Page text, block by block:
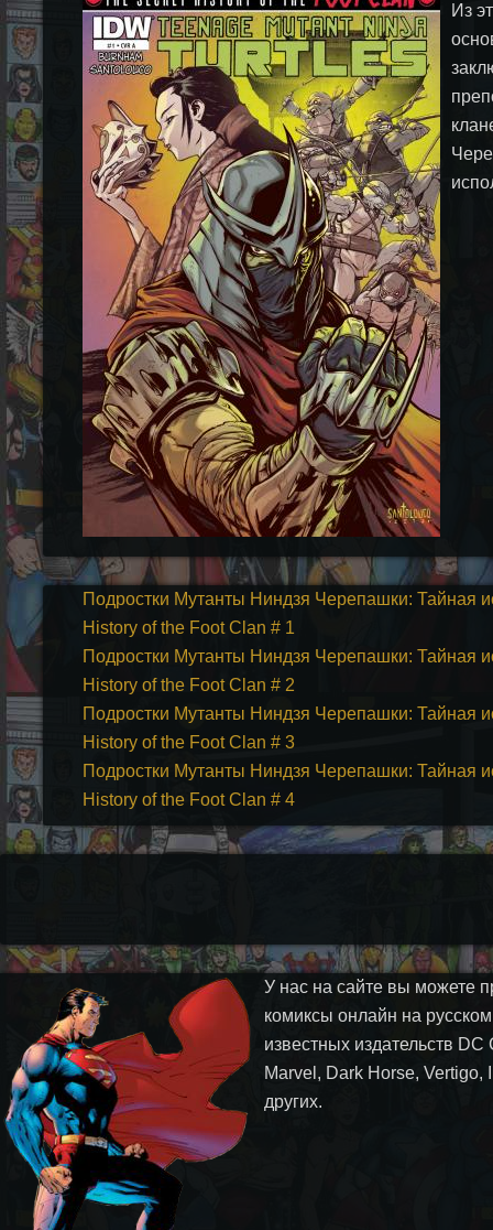
Из
Подростки Мутанты Ниндзя Черепашки: Тайная
History of the Foot Clan # 1
Подростки Мутанты Ниндзя Черепашки: Тайная
History of the Foot Clan # 2
Подростки Мутанты Ниндзя Черепашки: Тайная
History of the Foot Clan # 3
Подростки Мутанты Ниндзя Черепашки: Тайная
History of the Foot Clan # 4
У нас на сайте вы можете
комиксы онлайн на
известных издательств DC
Marvel, Dark Horse, Vertigo,
других.